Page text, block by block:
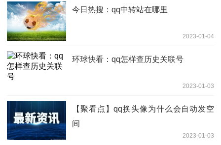
今日热搜：qq中转站在哪里
2023-01-04
环球快看：qq怎样查历史关联号
2023-01-03
【聚看点】qq换头像为什么会自动发空
间
2023-01-03